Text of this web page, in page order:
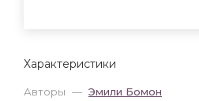
Характеристики
Авторы — Эмили Бомон